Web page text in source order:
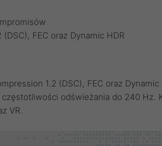
FEC oraz Dynamic HDR
1.2 (DSC), FEC oraz
odświeżania do 240 Hz.
VR.